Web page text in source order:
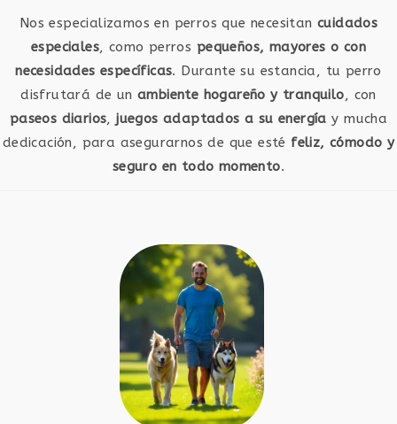
Nos especializamos en perros que necesitan cuidados
especiales, como perros pequeños, mayores o con
necesidades específicas. Durante su estancia, tu perro
disfrutará de unambiente hogareño y tranquilo, con
paseos diarios,juegos adaptados a su energía y mucha
dedicación, para asegurarnos de que esté feliz, cómodo y
seguro en todo momento.